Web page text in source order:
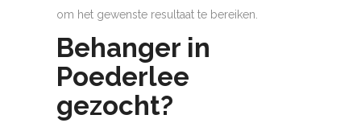
om het gewenste resultaat te bereiken.
Behanger in
Poederlee
gezocht?